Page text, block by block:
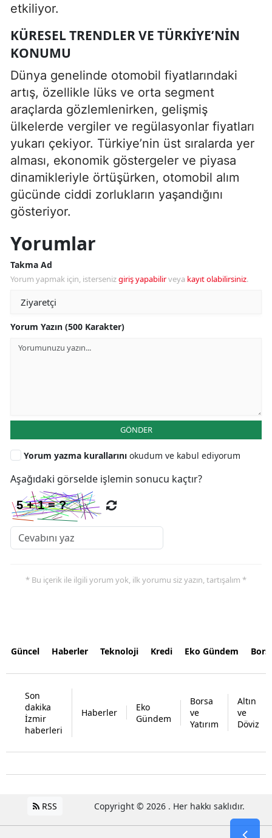
etkiliyor.
KÜRESEL TRENDLER VE TÜRKIYE’NIN
KONUMU
Dünya genelinde otomobil fiyatlarındaki
artış, özellikle lüks ve orta segment
araçlarda gözlemlenirken, gelişmiş
ülkelerde vergiler ve regülasyonlar fiyatları
yukarı çekiyor. Türkiye’nin üst sıralarda yer
alması, ekonomik göstergeler ve piyasa
dinamikleriyle örtüşürken, otomobil alım
gücünde ciddi zorlukların yaşandığını
gösteriyor.
Yorumlar
Takma Ad
Yorum yapmak için, istersenizgiriş yapabilirveya kayıt olabilirsiniz.
Yorum Yazın (500 Karakter)
GÖNDER
Yorum yazma kurallarını okudum ve kabul ediyorum
Aşağıdaki görselde işlemin sonucu kaçtır?
* Bu içerik ile ilgili yorum yok, ilk yorumu siz yazın, tartışalım *
Güncel Haberler Teknoloji Kredi Eko Gündem
Son
dakika
İzmir
haberleri
Haberler
Eko
Gündem
Borsa
ve
Yatırım
Altın
ve
Döviz
RSS Copyright © 2026 . Her hakkı saklıdır.